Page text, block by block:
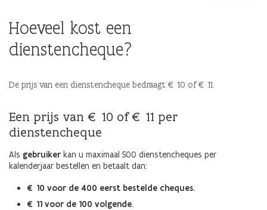
Hoeveel kost een
dienstencheque?
De prijs van een dienstencheque bedraagt € 10 of € 11.
Een prijs van € 10 of € 11 per
dienstencheque
Als gebruiker kan u maximaal 500 dienstencheques per
kalenderjaar bestellen en betaalt dan:
€ 10 voor de 400 eerst bestelde cheques.
€ 11 voor de 100 volgende.